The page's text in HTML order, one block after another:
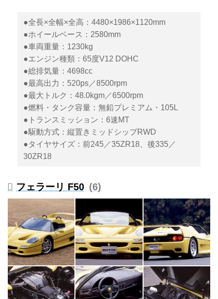
●全長×全幅×全高：4480×1986×1120mm
●ホイールベース：2580mm
●車両重量：1230kg
●エンジン種類：65度V12 DOHC
●総排気量：4698cc
●最高出力：520ps／8500rpm
●最大トルク：48.0kgm／6500rpm
●燃料・タンク容量：無鉛プレミアム・105L
●トランスミッション：6速MT
●駆動方式：縦置きミッドシップRWD
●タイヤサイズ：前245／35ZR18、後335／
30ZR18
フェラーリ F50 6